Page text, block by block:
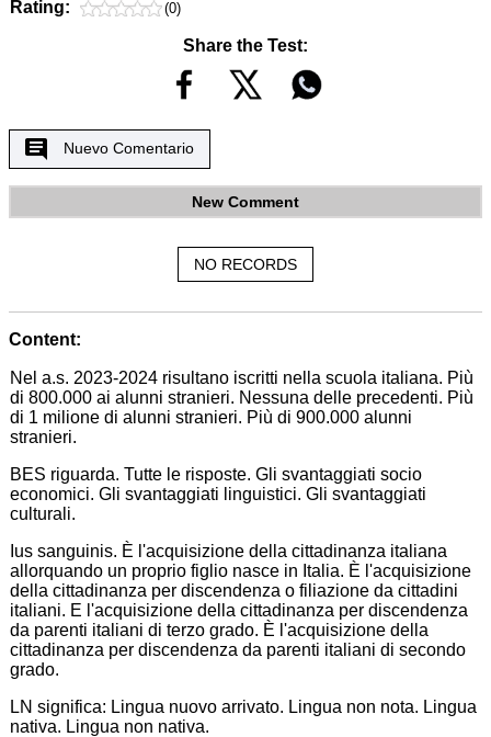
Rating: (0)
Share the Test:
Nuevo Comentario
New Comment
NO RECORDS
Content:
Nel a.s. 2023-2024 risultano iscritti nella scuola italiana. Più
di 800.000 ai alunni stranieri. Nessuna delle precedenti. Più
di 1 milione di alunni stranieri. Più di 900.000 alunni
stranieri.
BES riguarda. Tutte le risposte. Gli svantaggiati socio
economici. Gli svantaggiati linguistici. Gli svantaggiati
culturali.
Ius sanguinis. È l'acquisizione della cittadinanza italiana
allorquando un proprio figlio nasce in Italia. È l'acquisizione
della cittadinanza per discendenza o filiazione da cittadini
italiani. E l'acquisizione della cittadinanza per discendenza
da parenti italiani di terzo grado. È l'acquisizione della
cittadinanza per discendenza da parenti italiani di secondo
grado.
LN significa: Lingua nuovo arrivato. Lingua non nota. Lingua
nativa. Lingua non nativa.